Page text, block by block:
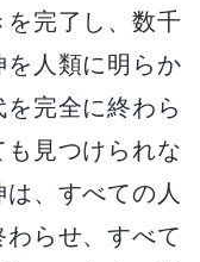
完了し、数千
人類に明らか
完全に終わら
見つけられな
、すべての人
らせ、すべて